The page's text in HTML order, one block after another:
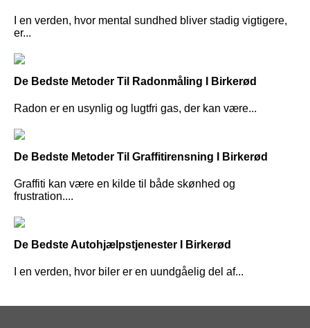
I en verden, hvor mental sundhed bliver stadig vigtigere,
er...
De Bedste Metoder Til Radonmåling I Birkerød
Radon er en usynlig og lugtfri gas, der kan være...
De Bedste Metoder Til Graffitirensning I Birkerød
Graffiti kan være en kilde til både skønhed og
frustration....
De Bedste Autohjælpstjenester I Birkerød
I en verden, hvor biler er en uundgåelig del af...